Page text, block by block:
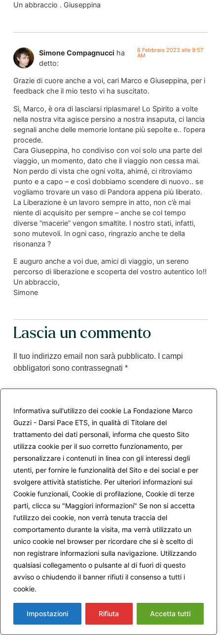
Informativa sull'utilizzo dei cookie La Fondazione Marco
Guzzi - Darsi Pace ETS, in qualità di Titolare del
trattamento dei dati personali, informa che questo Sito
utilizza cookie per il suo corretto funzionamento, per
personalizzare i contenuti in linea con gli interessi degli
utenti, per fornire le funzionalità del Sito e dei social e per
svolgere attività statistiche. Per ulteriori informazioni sui
Cookie funzionali, Cookie di profilazione, Cookie di terze
parti, clicca su "Maggiori informazioni" Se non si accetta
l'utilizzo dei cookie, non verrà tenuta traccia del
comportamento durante la visita, ma verrà utilizzato un
unico cookie nel browser per ricordare che si è scelto di
non registrare informazioni sulla navigazione. Utilizzando
qualsiasi collegamento o pulsante al di fuori di questo
avviso o chiudendo il banner rifiuti il consenso a tutti i
cookie.
Impostazioni Rifiuta Accetta tutti
Un abbraccio . Giuseppina
Simone Compagnucci ha
detto:
8 Febbraio 2023 alle 9:57
AM
Grazie di cuore anche a voi, cari Marco e Giuseppina, per i
feedback che il mio testo vi ha suscitato.
Sì, Marco, è ora di lasciarsi riplasmare! Lo Spirito a volte
nella nostra vita agisce persino a nostra insaputa, ci lancia
segnali anche delle memorie lontane più sepolte e.. l’opera
procede.
Cara Giuseppina, ho condiviso con voi solo una parte del
viaggio, un momento, dato che il viaggio non cessa mai.
Non perdo di vista che ogni volta, ahimé, ci ritroviamo
punto e a capo – e così dobbiamo scendere di nuovo.. se
vogliamo trovare un vaso di Pandora appena più liberato.
La Liberazione è un lavoro sempre in atto, non c’è mai
niente di acquisito per sempre – anche se col tempo
diverse “macerie” vengon smaltite. I nostro stati, infatti,
sono mutevoli. In ogni caso, ringrazio anche te della
risonanza ?
E auguro anche a voi due, amici di viaggio, un sereno
percorso di liberazione e scoperta del vostro autentico Io!!
Un abbraccio,
Simone
Lascia un commento
Il tuo indirizzo email non sarà pubblicato.
I campi
obbligatori sono contrassegnati *
Nome*